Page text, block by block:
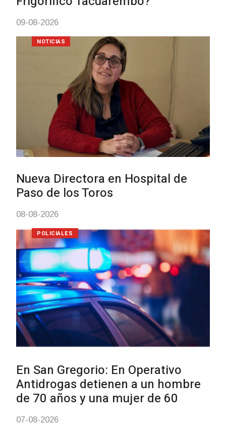
abrió nueva línea de crédito
04-08-2026
Investigación de policías de
Tacuarembó permitió
Brasil una camioneta hurtada
Villa Ansina
04-08-2026
POLICIALES
Facultad de Artes llega a
con dos cursos de formación
NOTICIAS